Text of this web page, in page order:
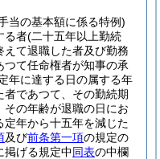
当の基本額に係る特例)
る者(二十五年以上勤続
えて退職した者及び勤務
て任命権者が知事の承
年に達する日の属する年
者であつて、その勤続期
の年齢が退職の日にお
年から十五年を減じた
及び前条第一項の規定の
掲げる規定中同表の中欄